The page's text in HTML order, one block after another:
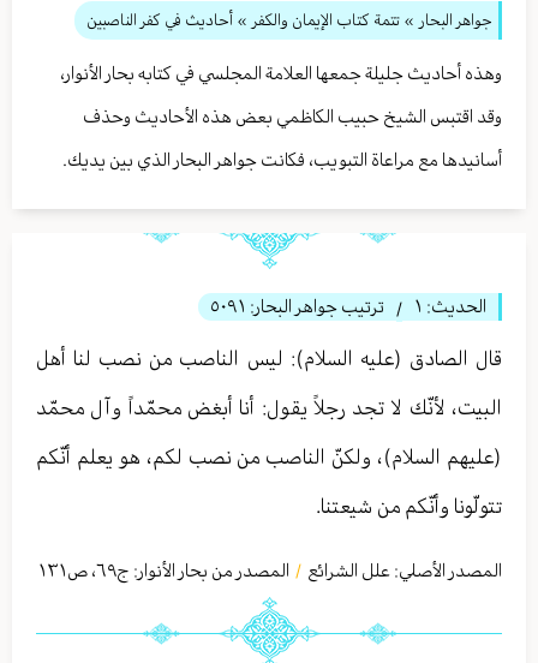
جواهر البحار » تتمة كتاب الإيمان والكفر » أحاديث في كفر الناصبين
وهذه أحاديث جليلة جمعها العلامة المجلسي في كتابه بحار الأنوار،
وقد اقتبس الشيخ حبيب الكاظمي بعض هذه الأحاديث وحذف
أسانيدها مع مراعاة التبويب، فكانت جواهر البحار الذي بين يديك.
الحديث: ١ / ترتيب جواهر البحار: ٥٠٩١
قال الصادق (عليه السلام): ليس الناصب من نصب لنا أهل
البيت، لأنّك لا تجد رجلاً يقول: أنا أبغض محمّداً وآل محمّد
(عليهم السلام)، ولكنّ الناصب من نصب لكم، هو يعلم أنّكم
تتولّونا وأنّكم من شيعتنا.
المصدر الأصلي: علل الشرائع / المصدر من بحار الأنوار: ج٦٩، ص١٣١